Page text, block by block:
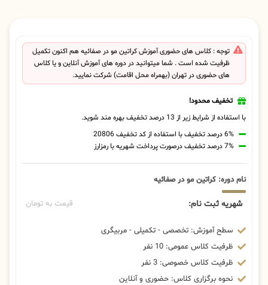
توجه : کلاس های حضوری آموزش کراتین مو در صفائیه هم اکنون تکمیل
ظرفیت شده است . شما میتوانید در دوره های آموزش آنلاین و یا کلاس
های حضوری در تهران (بهمراه محل اقامت) شرکت نمایید.
تخفیف محدود!
با استفاده از شرایط زیر از 13 درصد تخفیف بهره مند شوید.
6% درصد تخفیف با استفاده از کد تخفیف 20806
7% درصد تخفیف درصورت پرداخت شهریه با رمزارز
نام دوره: کراتین مو در صفائیه
شهریه ثبت نام: قیمت به تومان
سطح آموزش: تخصصی - تکمیلی - مربیگری
ظرفیت کلاس عمومی: 10 نفر
ظرفیت کلاس خصوصی: 3 نفر
نحوه برگزاری کلاس: حضوری و آنلاین